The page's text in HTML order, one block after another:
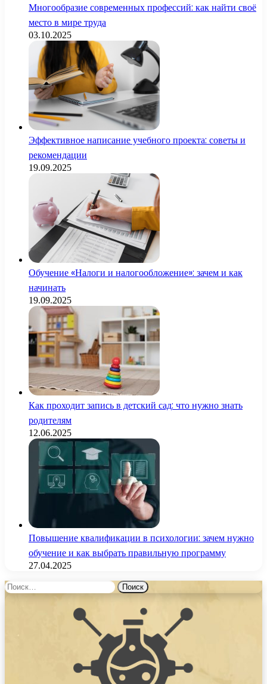
Многообразие современных профессий: как найти своё
место в мире труда
03.10.2025
Эффективное написание учебного проекта: советы и
рекомендации
19.09.2025
Обучение «Налоги и налогообложение»: зачем и как
начинать
19.09.2025
Как проходит запись в детский сад: что нужно знать
родителям
12.06.2025
Повышение квалификации в психологии: зачем нужно
обучение и как выбрать правильную программу
27.04.2025
Найти: